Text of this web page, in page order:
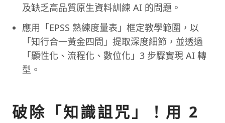
及缺乏高品質原生資料訓練 AI 的問題。
應用「EPSS 熟練度量表」框定教學範圍，以
「知行合一黃金四問」提取深度細節，並透過
「顯性化、流程化、數位化」3 步驟實現 AI 轉
型。
破除「知識詛咒」！用 2